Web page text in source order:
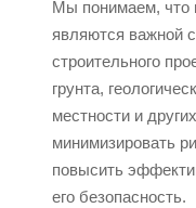
Мы понимаем, что
являются важной
строительного
грунта,
местности и
минимизировать
повысить
его безопасность.